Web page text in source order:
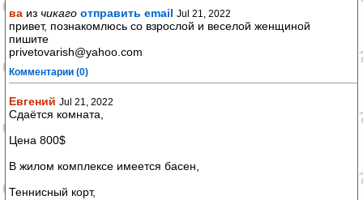
ва из чикаго отправить email Jul 21, 2022
привет, познакомлюсь со взрослой и веселой женщиной
пишите
privetovarish@yahoo.com
Комментарии (0)
Евгений Jul 21, 2022
Сдаётся комната,
Цена 800$
В жилом комплексе имеется басен,
Теннисный корт,